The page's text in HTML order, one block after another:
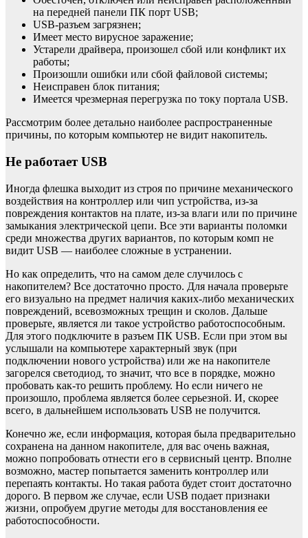
на передней панели ПК порт USB;
USB-разъем загрязнен;
Имеет место вирусное заражение;
Устарели драйвера, произошел сбой или конфликт их
работы;
Произошли ошибки или сбой файловой системы;
Неисправен блок питания;
Имеется чрезмерная перегрузка по току портала USB.
Рассмотрим более детально наиболее распространенные
причины, по которым компьютер не видит накопитель.
Не работает USB
Иногда флешка выходит из строя по причине механического
воздействия на контроллер или чип устройства, из-за
повреждения контактов на плате, из-за влаги или по причине
замыкания электрической цепи. Все эти варианты поломки
среди множества других вариантов, по которым комп не
видит USB — наиболее сложные в устранении.
Но как определить, что на самом деле случилось с
накопителем? Все достаточно просто. Для начала проверьте
его визуально на предмет наличия каких-либо механических
повреждений, всевозможных трещин и сколов. Дальше
проверьте, является ли такое устройство работоспособным.
Для этого подключите в разъем ПК USB. Если при этом вы
услышали на компьютере характерный звук (при
подключении нового устройства) или же на накопителе
загорелся светодиод, то значит, что все в порядке, можно
пробовать как-то решить проблему. Но если ничего не
произошло, проблема является более серьезной. И, скорее
всего, в дальнейшем использовать USB не получится.
Конечно же, если информация, которая была предварительно
сохранена на данном накопителе, для вас очень важная,
можно попробовать отнести его в сервисный центр. Вполне
возможно, мастер попытается заменить контроллер или
перепаять контакты. Но такая работа будет стоит достаточно
дорого. В первом же случае, если USB подает признаки
жизни, опробуем другие методы для восстановления ее
работоспособности.